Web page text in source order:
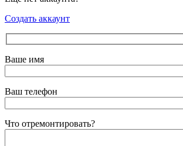
Создать аккаунт
Ваше имя
Ваш телефон
Что отремонтировать?